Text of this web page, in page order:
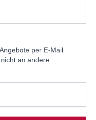
per E-Mail
an andere